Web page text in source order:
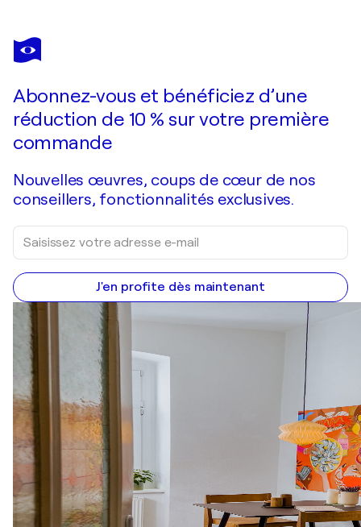
YAROSLAV
YASENEV
Je passe commande
Abonnez-vous et bénéficiez d’une
réduction de 10 % sur votre première
commande
Nouvelles œuvres, coups de cœur de nos
conseillers, fonctionnalités exclusives.
J'en profite dès maintenant